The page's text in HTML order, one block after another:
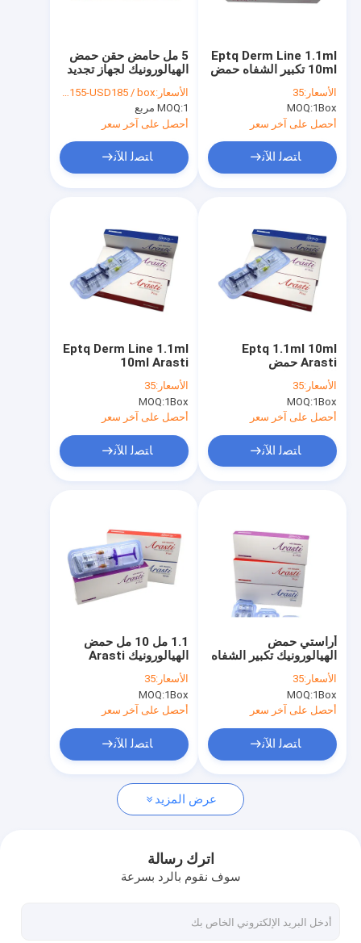
حول بنا
جولة في المعمل
اتصل بنا
أخبار
طلب اقتباس
حشو التجاعيد بحمض الهيالورونيك
حشو حقن حمض الهيالورونيك
5 مل حامض حقن حمض
الهيالورونيك لجهاز تجديد
الجلد A
الأسعار:USD155-USD185 / box
MOQ:1 مربع
أحصل على آخر سعر
ﺎﺘﺼﻟ ﺍﻶﻧ
Eptq Derm Line 1.1ml
10ml تكبير الشفاه حمض
الهيالورونيك القابل للحقن
الأسعار:35
MOQ:1Box
أحصل على آخر سعر
ﺎﺘﺼﻟ ﺍﻶﻧ
Eptq Derm Line 1.1ml
10ml Arasti
Hyaluronic Acid
DermaLip
الجلدي المملأ الشفاه
الأسعار:35
MOQ:1Box
أحصل على آخر سعر
ﺎﺘﺼﻟ ﺍﻶﻧ
Eptq 1.1ml 10ml
Arasti حمض
الجلدي
الأسعار:35
MOQ:1Box
أحصل على آخر سعر
ﺎﺘﺼﻟ ﺍﻶﻧ
1.1 مل 10 مل حمض
الهيالورونيك Arasti
DermaLip
الجلدي الحشو الشفاه
الكاملة
الأسعار:35
MOQ:1Box
أحصل على آخر سعر
ﺎﺘﺼﻟ ﺍﻶﻧ
أراستي حمض
الهيالورونيك تكبير الشفاه
حقن ملء جلد الشفاه
كامل التجاعيد إزالة الحقن
1.1 مل
الأسعار:35
MOQ:1Box
أحصل على آخر سعر
ﺎﺘﺼﻟ ﺍﻶﻧ
عرض المزيد
اترك رسالة
سوف نقوم بالرد بسرعة